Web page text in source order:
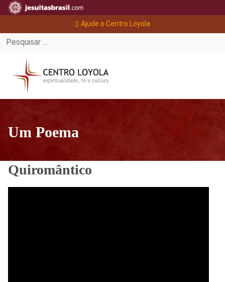
Ajude o Centro Loyola
Um Poema
Quiromântico